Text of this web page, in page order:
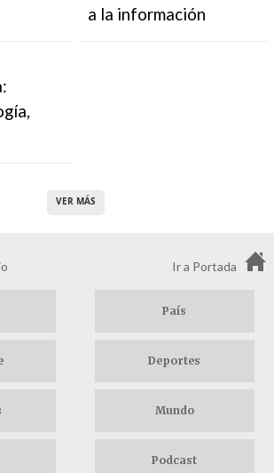
a la información
VER MÁS
Ir a Portada
País
Deportes
Mundo
Podcast